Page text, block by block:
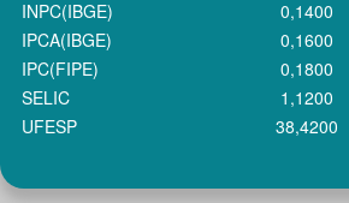
INPC(IBGE)
0,1400
IPCA(IBGE)
0,1600
IPC(FIPE)
0,1800
SELIC
1,1200
UFESP
38,4200